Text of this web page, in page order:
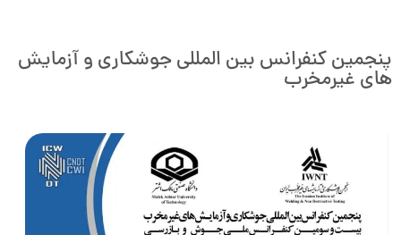
پنجمین کنفرانس بین المللی جوشکاری و آزمایش
های غیرمخرب